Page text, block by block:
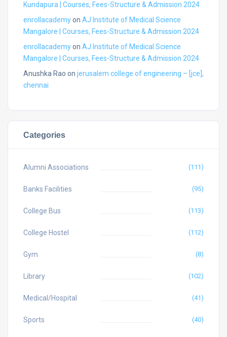
Kundapura | Courses, Fees-Structure & Admission 2024
enrollacademyon AJ Institute of Medical Science
Mangalore | Courses, Fees-Structure & Admission 2024
enrollacademyon AJ Institute of Medical Science
Mangalore | Courses, Fees-Structure & Admission 2024
Anushka Rao on jerusalem college of engineering – [jce],
chennai
Categories
Alumni Associations (111)
Banks Facilities (95)
College Bus (113)
College Hostel (112)
Gym (8)
Library (102)
Medical/Hospital (41)
Sports (40)